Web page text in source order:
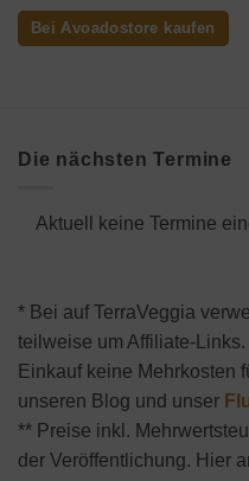
Bei Avoadostore kaufen
Die nächsten Termine
Aktuell keine Termine
* Bei auf TerraVeggia
teilweise um Affiliate-
Einkauf keine Mehrkosten
unseren Blog und unser
** Preise inkl.
der Veröffentlichung. Hier